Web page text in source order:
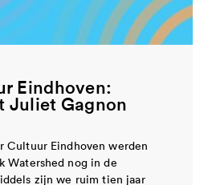
Eindhoven:
Juliet Gagnon
Cultuur Eindhoven werden
Watershed nog in de
zijn we ruim tien jaar